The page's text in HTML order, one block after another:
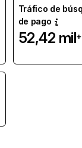
Tráfico de
de pago
52,42 mil